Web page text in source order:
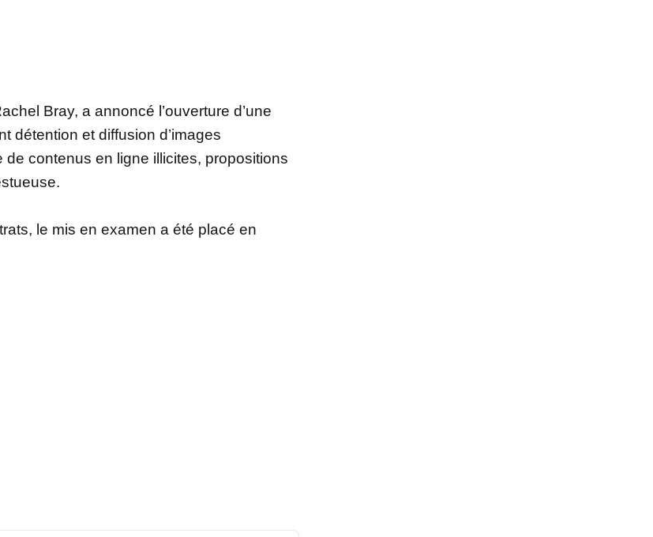
Bray, a annoncé l’ouverture d’une
détention et diffusion d’images
contenus en ligne illicites, propositions
le mis en examen a été placé en